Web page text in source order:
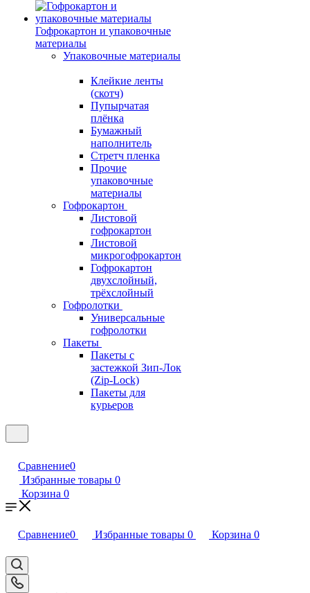
Гофрокартон и упаковочные
материалы
Упаковочные материалы
Клейкие ленты
(скотч)
Пупырчатая
плёнка
Бумажный
наполнитель
Стретч пленка
Прочие
упаковочные
материалы
Гофрокартон
Листовой
гофрокартон
Листовой
микрогофрокартон
Гофрокартон
двухслойный,
трёхслойный
Гофролотки
Универсальные
гофролотки
Пакеты
Пакеты с
застежкой Зип-Лок
(Zip-Lock)
Пакеты для
курьеров
Сравнение0
Избранные товары 0
Корзина 0
Сравнение0 Избранные товары 0 Корзина 0